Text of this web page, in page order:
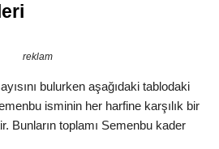
reklam
bulurken aşağıdaki tablodaki
isminin her harfine karşılık bir
Bunların toplamı Semenbu kader